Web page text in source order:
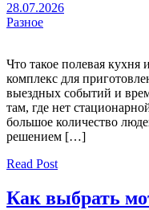
28.07.2026
Разное
Что такое полевая
комплекс для
выездных событий и
там, где нет
большое количество
решением […]
Read Post
Как выбрать